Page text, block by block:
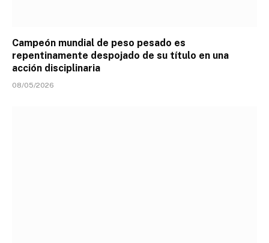
Campeón mundial de peso pesado es
repentinamente despojado de su título en una
acción disciplinaria
08/05/2026